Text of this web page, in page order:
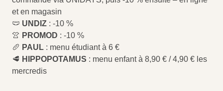
et en magasin
🩲 UNDIZ : -10 %
👚 PROMOD : -10 %
🥖 PAUL : menu étudiant à 6 €
🥩 HIPPOPOTAMUS : menu enfant à 8,90 € / 4,90 € les
mercredis